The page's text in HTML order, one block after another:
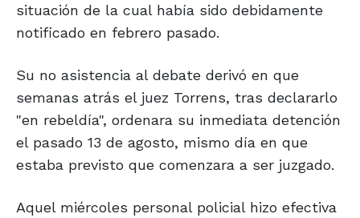
situación de la cual había sido debidamente
notificado en febrero pasado.
Su no asistencia al debate derivó en que
semanas atrás el juez Torrens, tras declararlo
"en rebeldía", ordenara su inmediata detención
el pasado 13 de agosto, mismo día en que
estaba previsto que comenzara a ser juzgado.
Aquel miércoles personal policial hizo efectiva